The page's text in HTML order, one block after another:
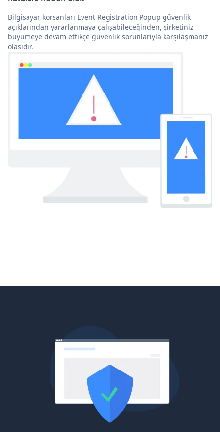
Bilgisayar korsanları Event Registration Popup güvenlik
açıklarından yararlanmaya çalışabileceğinden, şirketiniz
büyümeye devam ettikçe güvenlik sorunlarıyla karşılaşmanız
olasıdır.